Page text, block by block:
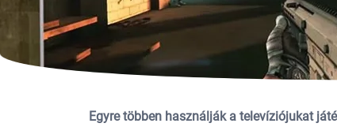
Egyre többen használják a televíziójukat